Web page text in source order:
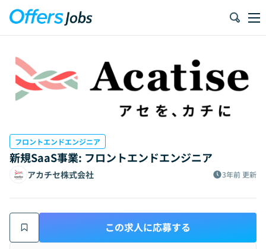
フロントエンドエンジニア
新規SaaS事業: フロントエンドエンジニア
アカチセ株式会社 3年前 更新
この求人に応募する